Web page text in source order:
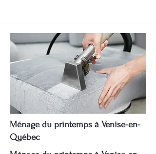
Ménage du printemps à Venise-en-
Québec